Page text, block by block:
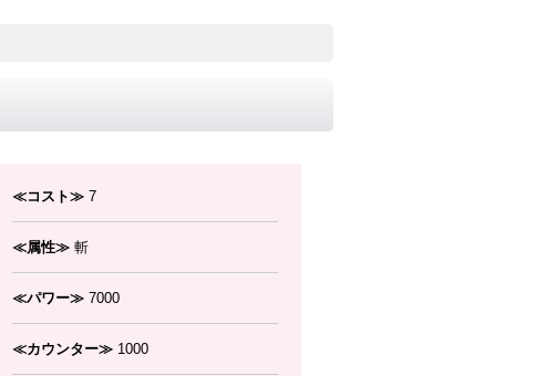
≪コスト≫ 7
≪属性≫ 斬
≪パワー≫ 7000
≪カウンター≫ 1000